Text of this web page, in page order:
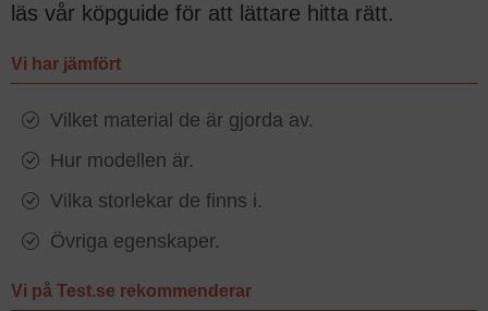
läs vår köpguide för att lättare hitta rätt.
Vi har jämfört
Vilket material de är gjorda av.
Hur modellen är.
Vilka storlekar de finns i.
Övriga egenskaper.
Vi på Test.se rekommenderar